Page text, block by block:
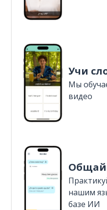
Учи
Мы
видео
нашим
базе ИИ